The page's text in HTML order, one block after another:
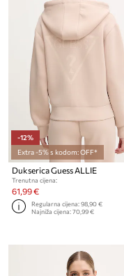
-12%
Extra -5% s kodom: OFF*
Dukserica Guess ALLIE
Trenutna cijena:
61,99 €
Regularna cijena:98,90 €
Najniža cijena:70,99 €